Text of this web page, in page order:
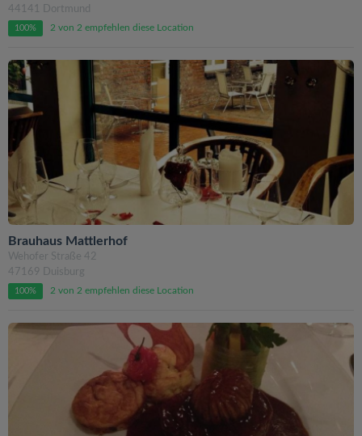
44141 Dortmund
100% 2 von 2 empfehlen diese Location
Brauhaus Mattlerhof
Wehofer Straße 42
47169 Duisburg
100% 2 von 2 empfehlen diese Location